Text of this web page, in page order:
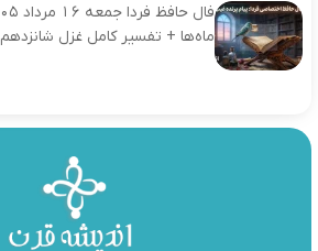
ماه‌ها + تفسیر کامل غزل شانزدهم